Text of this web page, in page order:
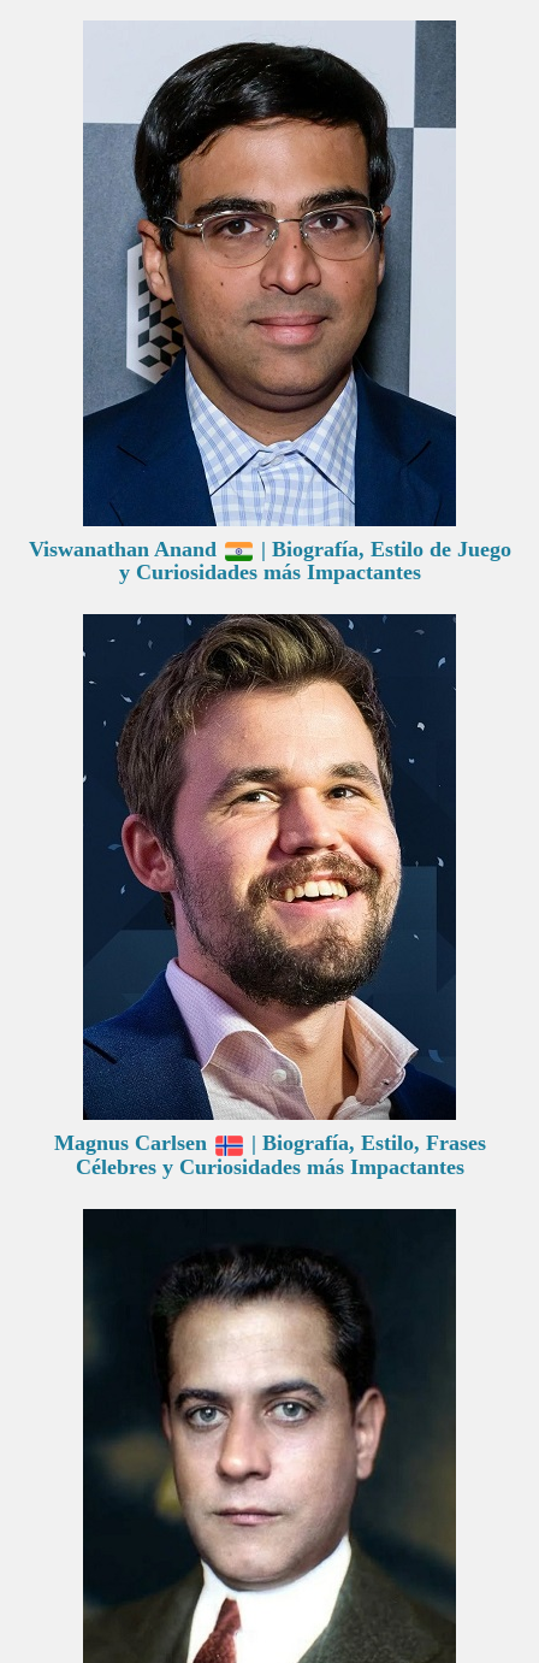
Viswanathan Anand
| Biografía, Estilo de Juego
y Curiosidades más Impactantes
Magnus Carlsen
| Biografía, Estilo, Frases
Célebres y Curiosidades más Impactantes